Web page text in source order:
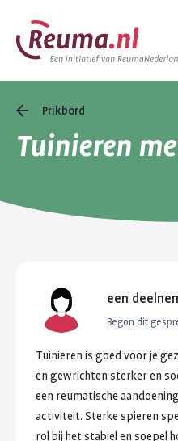
Spring
naar
hoofdinhoud
Spring
naar
footer
navigatie
Prikbord
Tuinieren
een
Begon dit
Tuinieren is goed voorje
en gewrichten sterkeren
een reumatische aandoening
activiteit. Sterke spieren
rol bij het stabiel en soepel